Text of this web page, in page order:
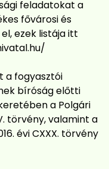
feladatokat a
fővárosi és
ezek listája itt
a fogyasztói
bíróság előtti
a Polgári
törvény, valamint a
évi CXXX. törvény